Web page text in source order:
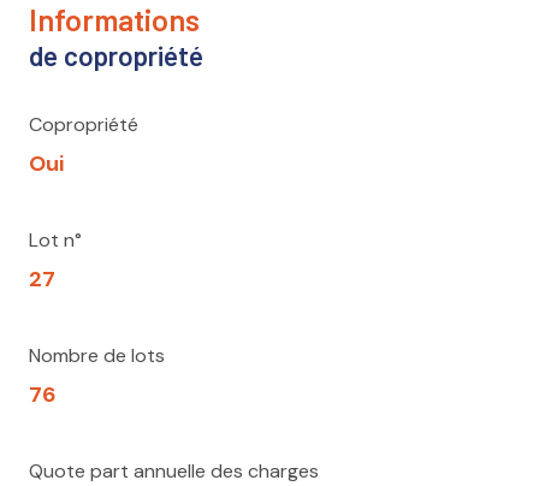
informations
de copropriété
Copropriété
Oui
Lot n°
27
Nombre de lots
76
Quote part annuelle des charges